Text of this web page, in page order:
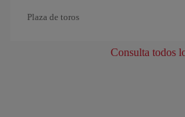
Plaza de toros
Consulta todos